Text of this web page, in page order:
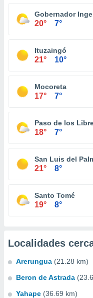
Gobernador
20° 7°
Ituzaingó
21° 10°
Mocoreta
17° 7°
Paso de los
18° 7°
San Luis del
21° 8°
Santo Tomé
19° 8°
Localidades
Arerungua (21.28 km)
Beron de Astrada
Yahape (36.69 km)